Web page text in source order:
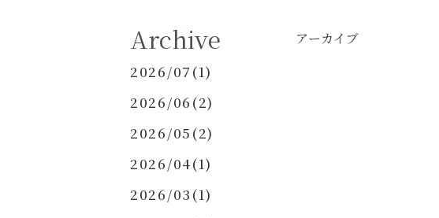
Archive アーカイブ
2026/07(1)
2026/06(2)
2026/05(2)
2026/04(1)
2026/03(1)